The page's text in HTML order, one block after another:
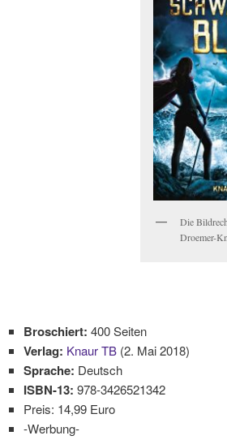
Die
Droemer-
Broschiert: 400 Seiten
Verlag: Knaur TB (2. Mai 2018)
Sprache: Deutsch
ISBN-13: 978-3426521342
Preis: 14,99 Euro
-Werbung-